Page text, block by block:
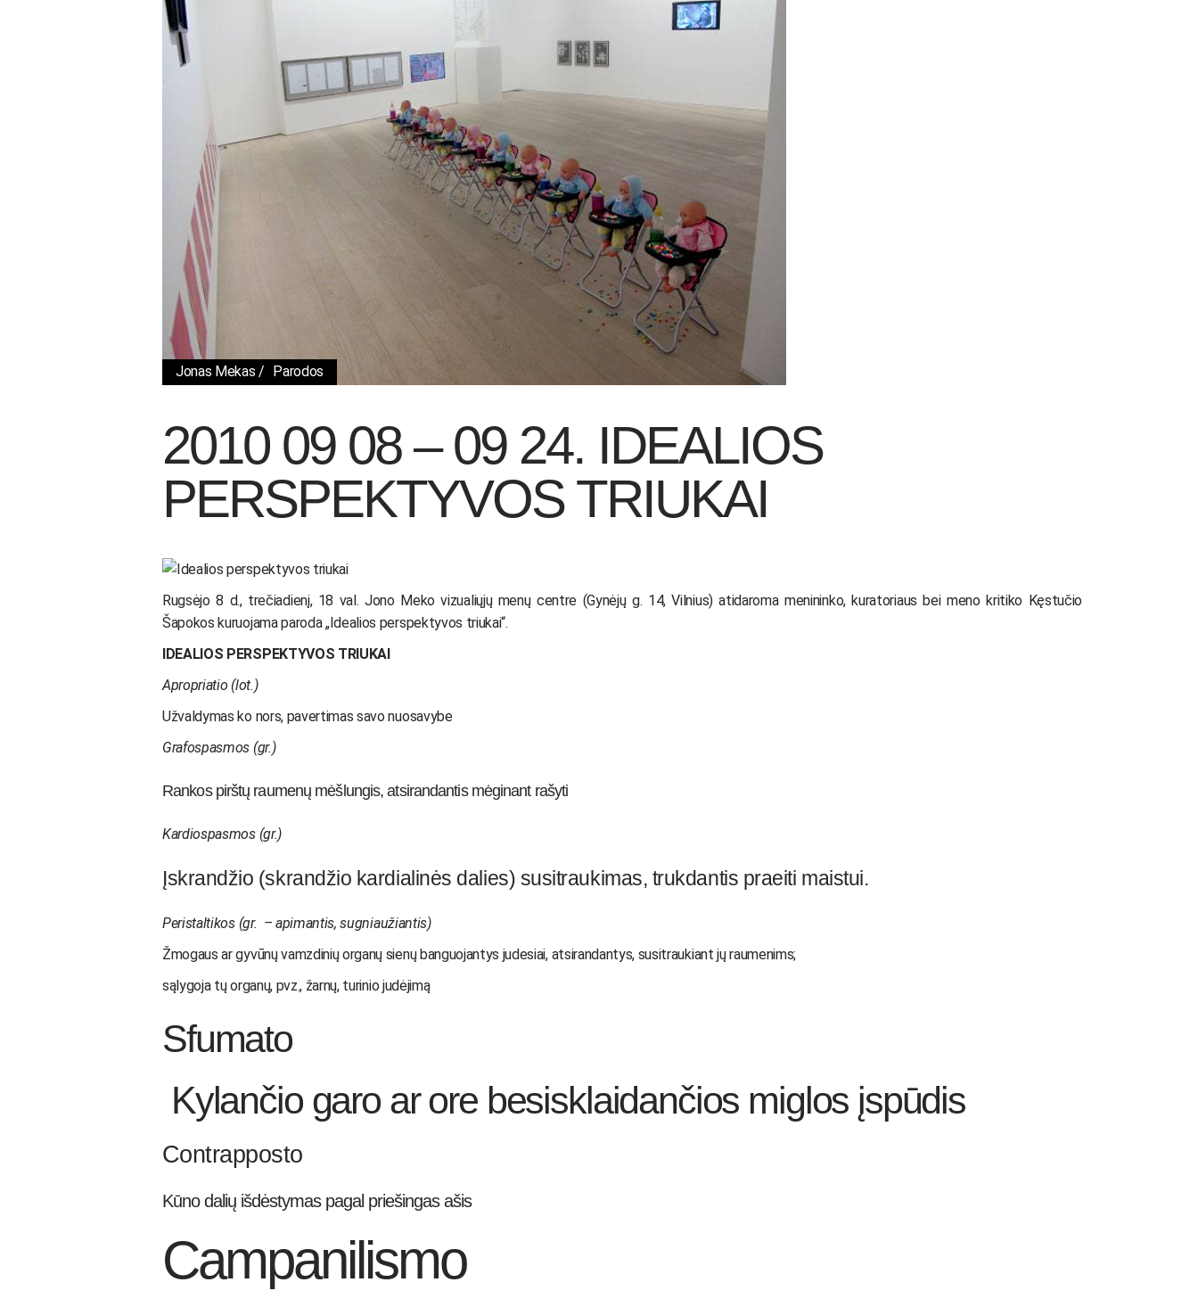
yr. 2008
Jonas Mekas Parodos
2010 09 08 – 09 24. IDEALIOS
PERSPEKTYVOS TRIUKAI
Rugsėjo 8 d., trečiadienį, 18 val. Jono Meko vizualiųjų menų centre (Gynėjų g. 14, Vilnius) atidaroma menininko, kuratoriaus bei meno kritiko Kęstučio
Šapokos kuruojama paroda „Idealios perspektyvos triukai“.
IDEALIOS PERSPEKTYVOS TRIUKAI
Apropriatio (lot.)
Užvaldymas ko nors, pavertimas savo nuosavybe
Grafospasmos (gr.)
Rankos pirštų raumenų mėšlungis, atsirandantis mėginant rašyti
Kardiospasmos(gr.)
Įskrandžio (skrandžio kardialinės dalies) susitraukimas, trukdantis praeiti maistui.
Peristaltikos(gr. – apimantis, sugniaužiantis)
Žmogaus ar gyvūnų vamzdinių organų sienų banguojantys judesiai, atsirandantys, susitraukiant jų raumenims;
sąlygoja tų organų, pvz., žarnų, turinio judėjimą
Sfumato
Kylančio garo ar ore besisklaidančios miglos įspūdis
Contrapposto
Kūno dalių išdėstymas pagal priešingas ašis
Campanilismo